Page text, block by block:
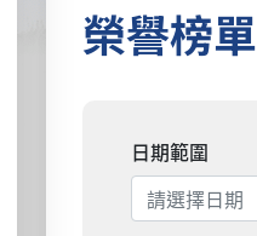
榮譽榜單
日期範圍